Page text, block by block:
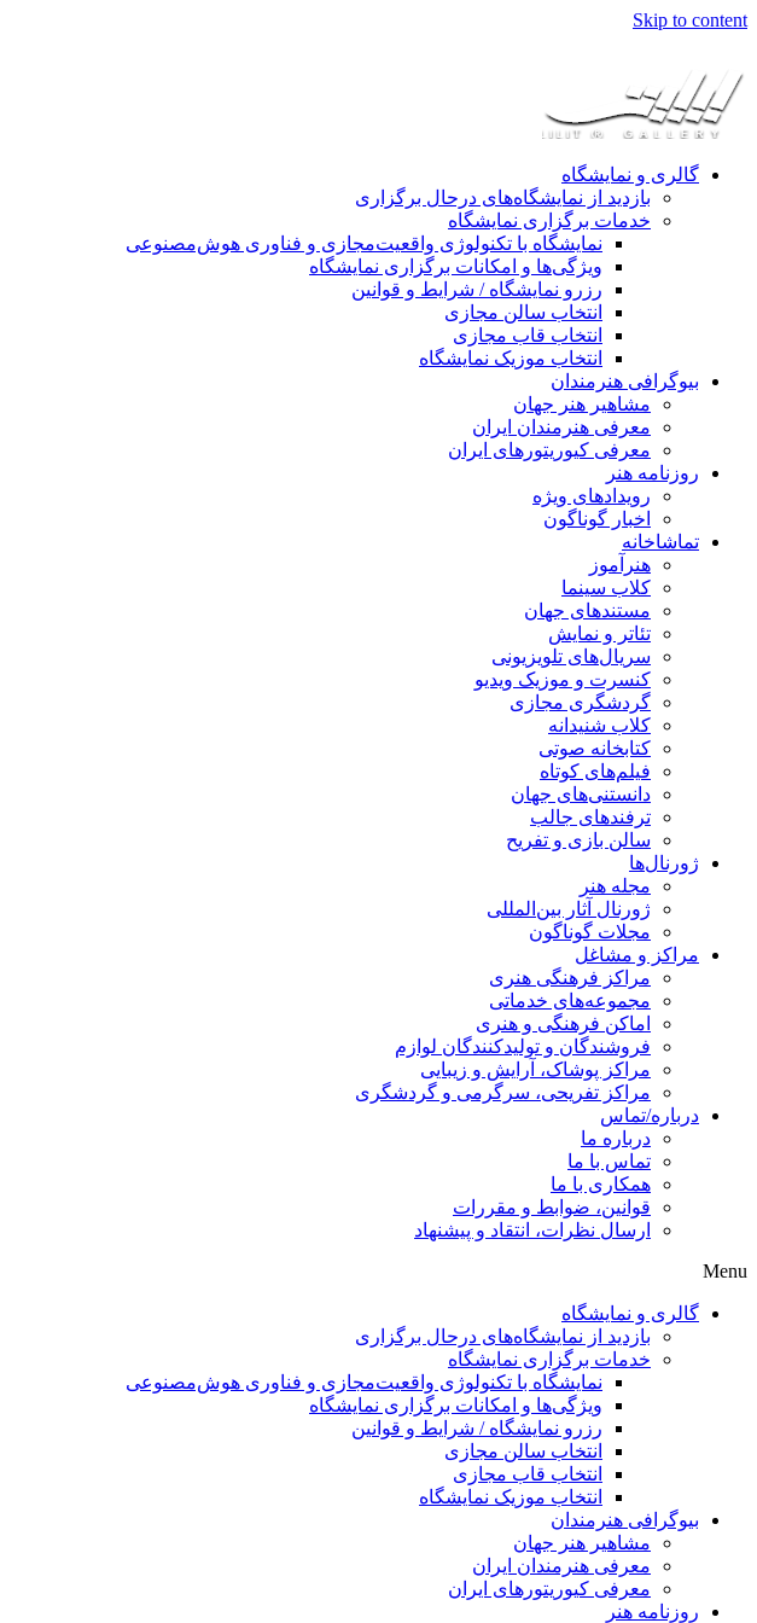
Skip to content
گالری و نمایشگاه
بازدید از نمایشگاه‌های درحال برگزاری
خدمات برگزاری نمایشگاه
نمایشگاه با تکنولوژی واقعیت‌مجازی و فناوری هوش‌مصنوعی
ویژگی‌ها و امکانات برگزاری نمایشگاه
رزرو نمایشگاه / شرایط و قوانین
انتخاب سالن مجازی
انتخاب قاب مجازی
انتخاب موزیک نمایشگاه
بیوگرافی هنرمندان
مشاهیر هنر جهان
معرفی هنرمندان ایران
معرفی کیوریتورهای ایران
روزنامه هنر
رویدادهای ویژه
اخبار گوناگون
تماشاخانه
هنرآموز
کلاب سینما
مستندهای جهان
تئاتر و نمایش
سریال‌های تلویزیونی
کنسرت و موزیک ویدیو
گردشگری مجازی
کلاب شنیدانه
کتابخانه صوتی
فیلم‌های کوتاه
دانستنی‌های جهان
ترفندهای جالب
سالن بازی و تفریح
ژورنال‌ها
مجله هنر
ژورنال آثار بین‌المللی
مجلات گوناگون
مراکز و مشاغل
مراکز فرهنگی هنری
مجموعه‌های خدماتی
اماکن فرهنگی و هنری
فروشندگان و تولیدکنندگان لوازم
مراکز پوشاک، آرایش و زیبایی
مراکز تفریحی، سرگرمی و گردشگری
درباره/تماس
درباره ما
تماس با ما
همکاری با ما
قوانین، ضوابط و مقررات
ارسال نظرات، انتقاد و پیشنهاد
Menu
گالری و نمایشگاه
بازدید از نمایشگاه‌های درحال برگزاری
خدمات برگزاری نمایشگاه
نمایشگاه با تکنولوژی واقعیت‌مجازی و فناوری هوش‌مصنوعی
ویژگی‌ها و امکانات برگزاری نمایشگاه
رزرو نمایشگاه / شرایط و قوانین
انتخاب سالن مجازی
انتخاب قاب مجازی
انتخاب موزیک نمایشگاه
بیوگرافی هنرمندان
مشاهیر هنر جهان
معرفی هنرمندان ایران
معرفی کیوریتورهای ایران
روزنامه هنر